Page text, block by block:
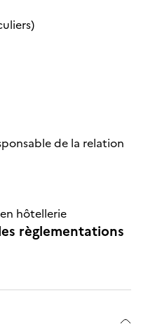
de la relation
hôtellerie
règlementations